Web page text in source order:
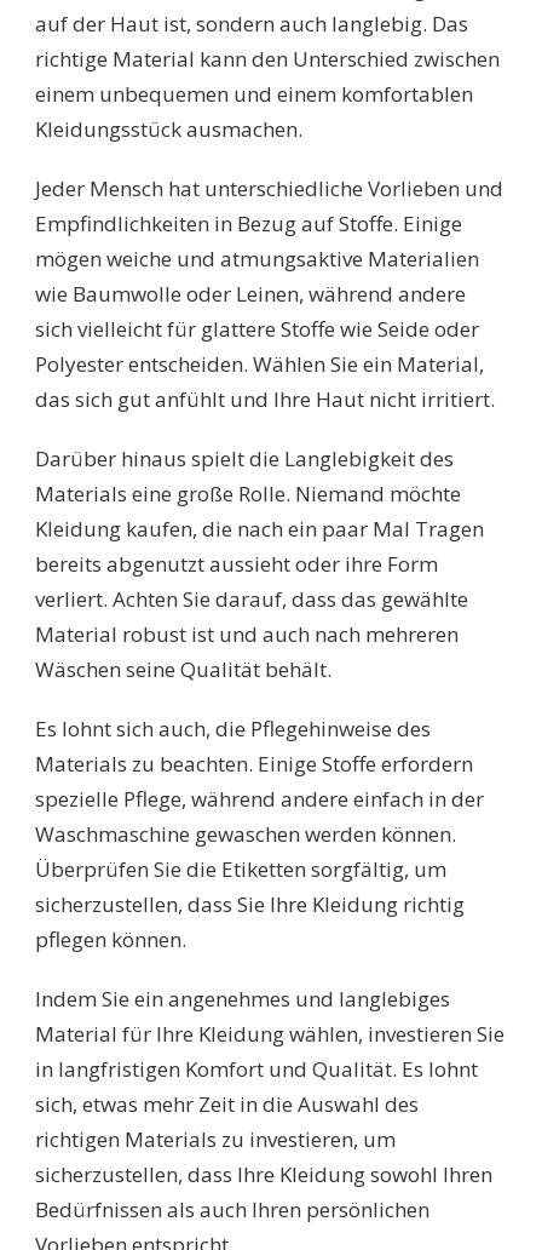
auf der Haut ist, sondern auch langlebig. Das
richtige Material kann den Unterschied zwischen
einem unbequemen und einem komfortablen
Kleidungsstück ausmachen.
Jeder Mensch hat unterschiedliche Vorlieben und
Empfindlichkeiten in Bezug auf Stoffe. Einige
mögen weiche und atmungsaktive Materialien
wie Baumwolle oder Leinen, während andere
sich vielleicht für glattere Stoffe wie Seide oder
Polyester entscheiden. Wählen Sie ein Material,
das sich gut anfühlt und Ihre Haut nicht irritiert.
Darüber hinaus spielt die Langlebigkeit des
Materials eine große Rolle. Niemand möchte
Kleidung kaufen, die nach ein paar Mal Tragen
bereits abgenutzt aussieht oder ihre Form
verliert. Achten Sie darauf, dass das gewählte
Material robust ist und auch nach mehreren
Wäschen seine Qualität behält.
Es lohnt sich auch, die Pflegehinweise des
Materials zu beachten. Einige Stoffe erfordern
spezielle Pflege, während andere einfach in der
Waschmaschine gewaschen werden können.
Überprüfen Sie die Etiketten sorgfältig, um
sicherzustellen, dass Sie Ihre Kleidung richtig
pflegen können.
Indem Sie ein angenehmes und langlebiges
Material für Ihre Kleidung wählen, investieren Sie
in langfristigen Komfort und Qualität. Es lohnt
sich, etwas mehr Zeit in die Auswahl des
richtigen Materials zu investieren, um
sicherzustellen, dass Ihre Kleidung sowohl Ihren
Bedürfnissen als auch Ihren persönlichen
Vorlieben entspricht.